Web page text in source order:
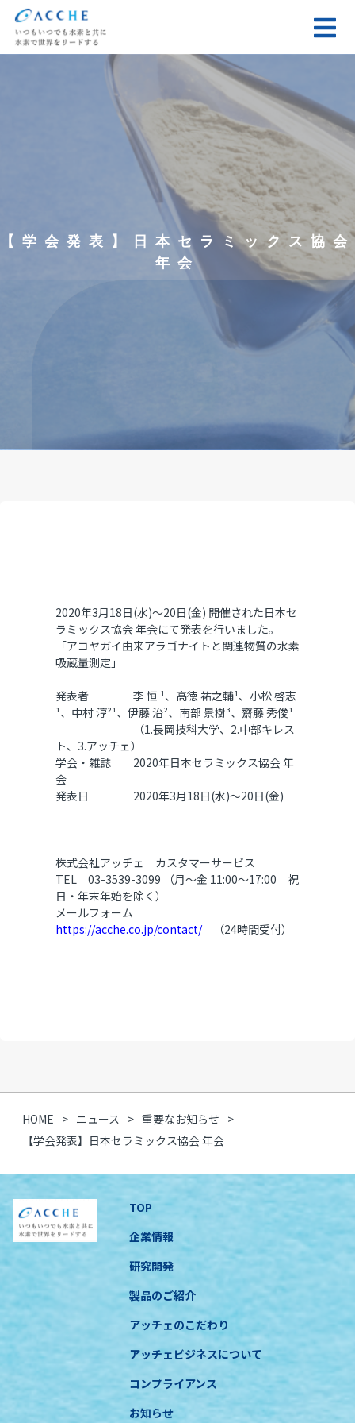
【学会発表】日本セラミックス協会
年会
2020年3月18日(水)～20日(金) 開催された日本セ
ラミックス協会 年会にて発表を行いました。
「アコヤガイ由来アラゴナイトと関連物質の水素
吸蔵量測定」
発表者 李 恒 ¹、高徳 祐之輔¹、小松 啓志
¹、中村 淳²¹、伊藤 治²、南部 景樹³、齋藤 秀俊¹
（1.長岡技科大学、2.中部キレス
ト、3.アッチェ）
学会・雑誌 2020年日本セラミックス協会 年
会
発表日 2020年3月18日(水)～20日(金)
株式会社アッチェ カスタマーサービス
TEL 03-3539-3099 （月～金 11:00～17:00 祝
日・年末年始を除く）
メールフォーム
https://acche.co.jp/contact/（24時間受付）
HOME ニュース
重要なお知らせ
【学会発表】日本セラミックス協会 年会
TOP
企業情報
研究開発
製品のご紹介
アッチェのこだわり
アッチェビジネスについて
コンプライアンス
お知らせ